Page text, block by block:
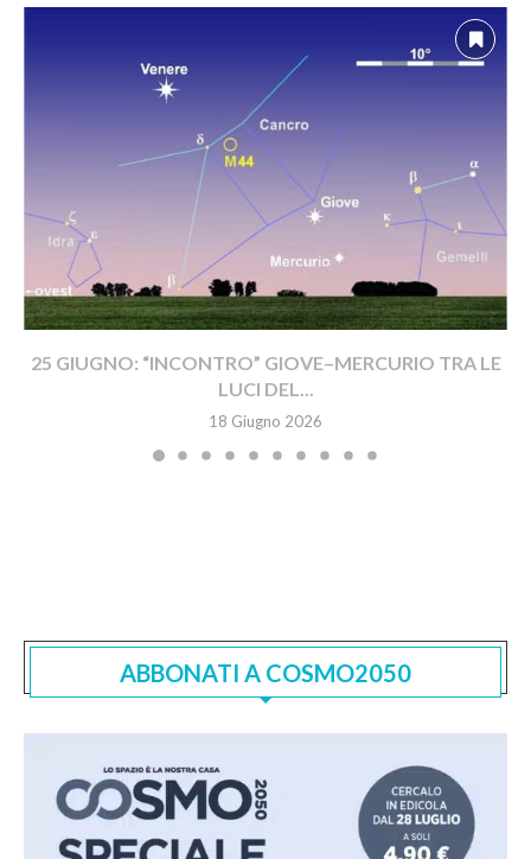
25 GIUGNO: “INCONTRO” GIOVE–MERCURIO TRA LE
LUCI DEL...
18 Giugno 2026
ABBONATI A COSMO2050